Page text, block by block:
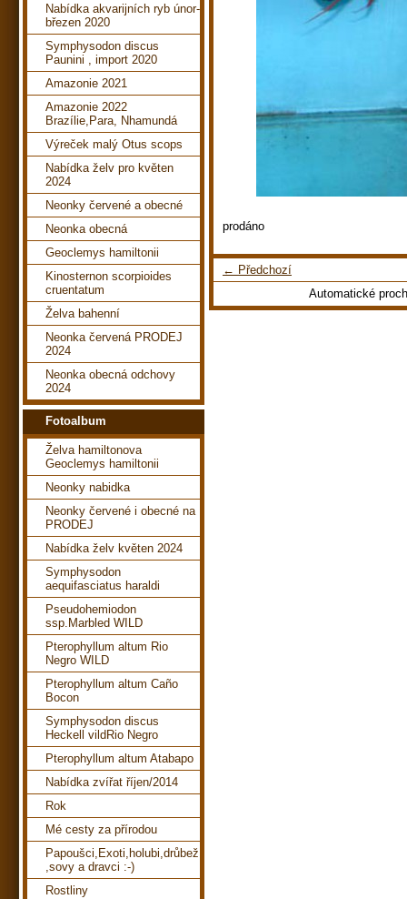
prodáno
← Předchozí
Automatické
Nabídka akvarijních ryb únor-
březen 2020
Symphysodon discus
Paunini , import 2020
Amazonie 2021
Amazonie 2022
Brazílie,Para, Nhamundá
Výreček malý Otus scops
Nabídka želv pro květen
2024
Neonky červené a obecné
Neonka obecná
Geoclemys hamiltonii
Kinosternon scorpioides
cruentatum
Želva bahenní
Neonka červená PRODEJ
2024
Neonka obecná odchovy
2024
Fotoalbum
Želva hamiltonova
Geoclemys hamiltonii
Neonky nabidka
Neonky červené i obecné na
PRODEJ
Nabídka želv květen 2024
Symphysodon
aequifasciatus haraldi
Pseudohemiodon
ssp.Marbled WILD
Pterophyllum altum Rio
Negro WILD
Pterophyllum altum Caño
Bocon
Symphysodon discus
Heckell vildRio Negro
Pterophyllum altum Atabapo
Nabídka zvířat říjen/2014
Rok
Mé cesty za přírodou
Papoušci,Exoti,holubi,drůbež
,sovy a dravci :-)
Rostliny